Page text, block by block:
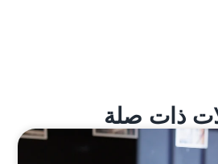
ذات صلة